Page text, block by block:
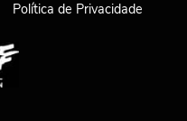
Política de Privacidade